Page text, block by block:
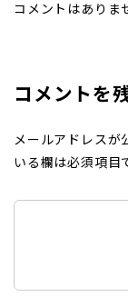
コメントはありま
コメントを
メールアドレスが
いる欄は必須項目